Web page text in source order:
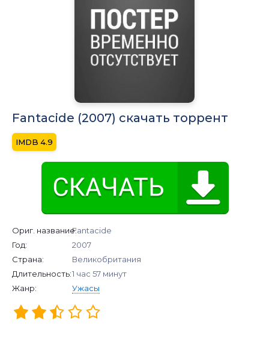
Fantacide (2007) скачать торрент
4.9
Ориг. название:Fantacide
Год:
2007
Страна:
Великобритания
Длительность:1 час 57 минут
Жанр:
Ужасы